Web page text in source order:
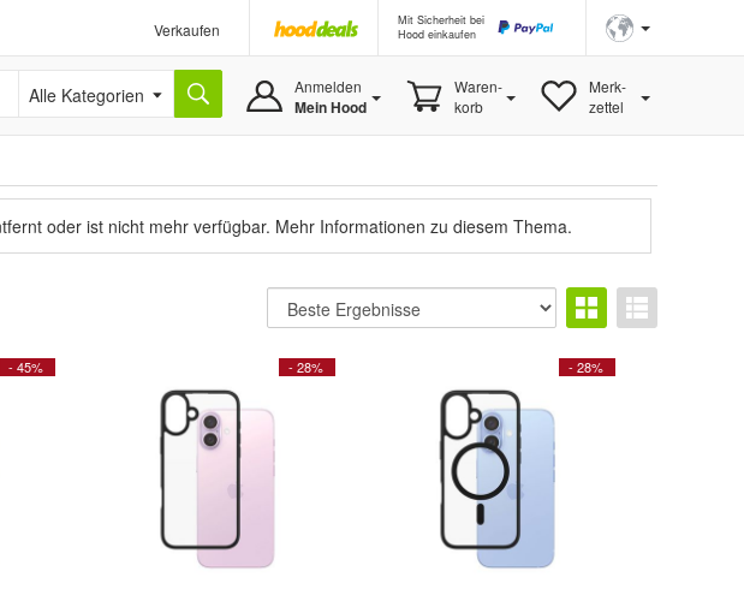
Verkaufen
Mit Sicherheit bei
Hood einkaufen
Alle Kategorien Anmelden
Mein Hood
Waren-
korb
Merk-
zettel
oder ist nicht mehr verfügbar. Mehr Informationen zu diesem Thema.
- 45% - 28% - 28%